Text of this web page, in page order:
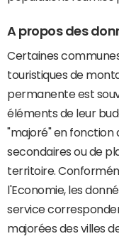
A propos des
Certaines
touristiques de
permanente est
éléments de leur
"majoré" en fonction
secondaires ou de
territoire.
l'Economie, les
service
majorées des villes